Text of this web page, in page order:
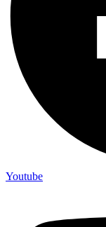
Youtube